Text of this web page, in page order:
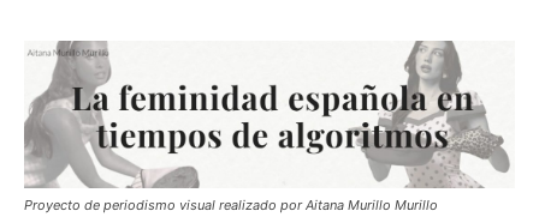
Proyecto de periodismo visual realizado por Aitana Murillo Murillo